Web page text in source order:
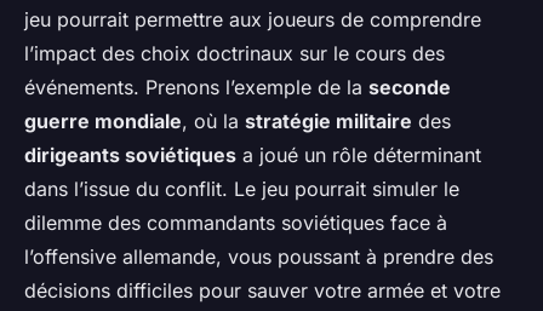
jeu pourrait permettre aux joueurs de comprendre
l’impact des choix doctrinaux sur le cours des
événements. Prenons l’exemple de la seconde
guerre mondiale, où la stratégie militaire des
dirigeants soviétiques a joué un rôle déterminant
dans l’issue du conflit. Le jeu pourrait simuler le
dilemme des commandants soviétiques face à
l’offensive allemande, vous poussant à prendre des
décisions difficiles pour sauver votre armée et votre